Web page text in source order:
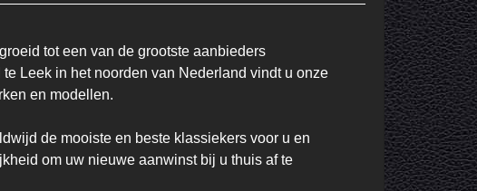
tot een van de grootste aanbieders
Leek in het noorden van Nederland vindt u onze
en modellen.
de mooiste en beste klassiekers voor u en
om uw nieuwe aanwinst bij u thuis af te